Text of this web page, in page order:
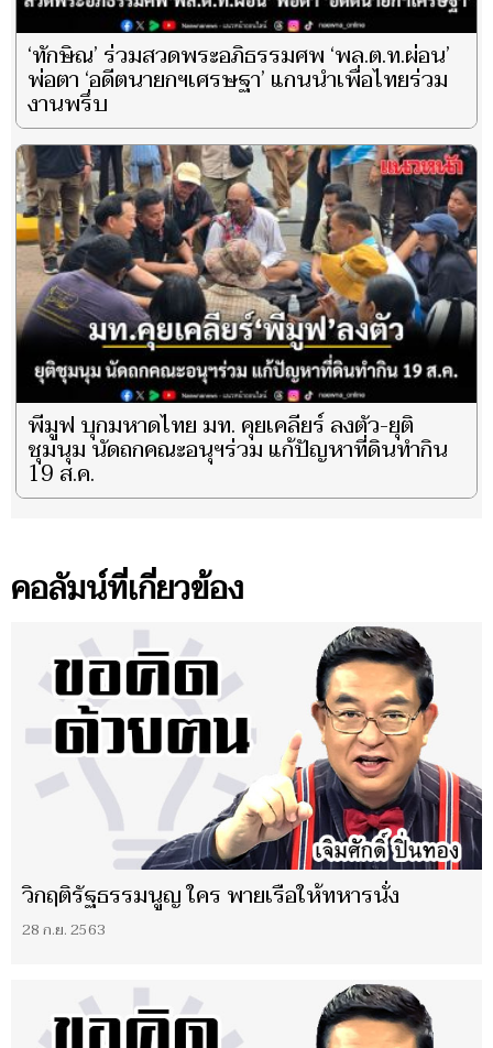
‘ทักษิณ’ ร่วมสวดพระอภิธรรมศพ ‘พล.ต.ท.ผ่อน’
พ่อตา ‘อดีตนายกฯเศรษฐา’ แกนนำเพื่อไทยร่วม
งานพรึ่บ
พีมูฟ บุกมหาดไทย มท. คุยเคลียร์ ลงตัว-ยุติ
ชุมนุม นัดถกคณะอนุฯร่วม แก้ปัญหาที่ดินทำกิน
19 ส.ค.
คอลัมน์ที่เกี่ยวข้อง
วิกฤติรัฐธรรมนูญ ใคร พายเรือให้ทหารนั่ง
28 ก.ย. 2563